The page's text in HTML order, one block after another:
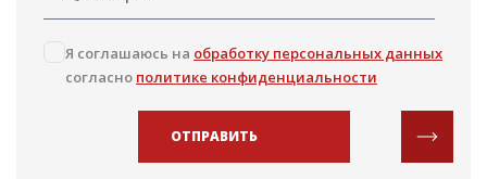
Я соглашаюсь на обработку персональных данных
согласно политике конфиденциальности
ОТПРАВИТЬ